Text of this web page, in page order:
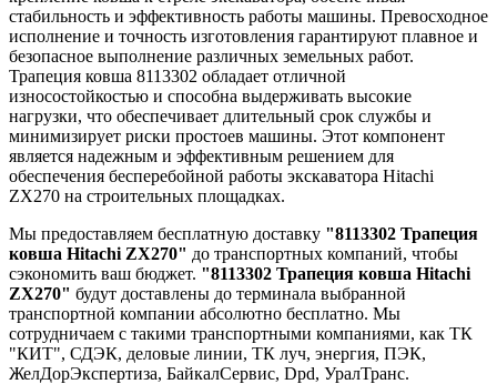
стабильность и эффективность работы машины. Превосходное
исполнение и точность изготовления гарантируют плавное и
безопасное выполнение различных земельных работ.
Трапеция ковша 8113302 обладает отличной
износостойкостью и способна выдерживать высокие
нагрузки, что обеспечивает длительный срок службы и
минимизирует риски простоев машины. Этот компонент
является надежным и эффективным решением для
обеспечения бесперебойной работы экскаватора Hitachi
ZX270 на строительных площадках.
Мы предоставляем бесплатную доставку "8113302 Трапеция
ковша Hitachi ZX270" до транспортных компаний, чтобы
сэкономить ваш бюджет. "8113302 Трапеция ковша Hitachi
ZX270" будут доставлены до терминала выбранной
транспортной компании абсолютно бесплатно. Мы
сотрудничаем с такими транспортными компаниями, как ТК
"КИТ", СДЭК, деловые линии, ТК луч, энергия, ПЭК,
ЖелДорЭкспертиза, БайкалСервис, Dpd, УралТранс.